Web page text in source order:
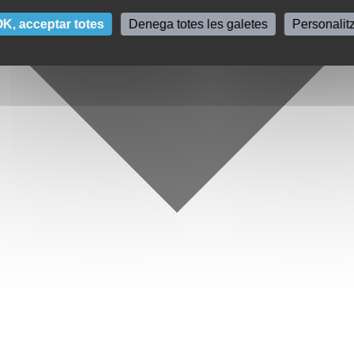
acceptar totes Denega totes les galetes